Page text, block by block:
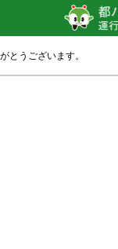
とうございます。